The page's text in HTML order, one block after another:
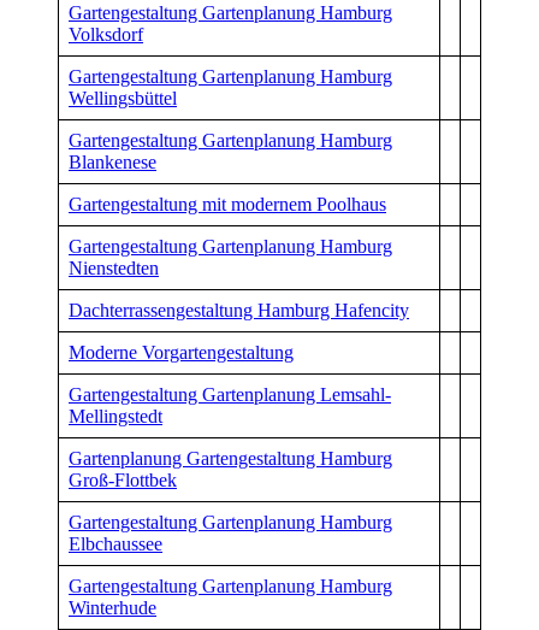
Gartengestaltung Gartenplanung Hamburg
Volksdorf
Gartengestaltung Gartenplanung Hamburg
Wellingsbüttel
Gartengestaltung Gartenplanung Hamburg
Blankenese
Gartengestaltung mit modernem Poolhaus
Gartengestaltung Gartenplanung Hamburg
Nienstedten
Dachterrassengestaltung Hamburg Hafencity
Moderne Vorgartengestaltung
Gartengestaltung Gartenplanung Lemsahl-
Mellingstedt
Gartenplanung Gartengestaltung Hamburg
Groß-Flottbek
Gartengestaltung Gartenplanung Hamburg
Elbchaussee
Gartengestaltung Gartenplanung Hamburg
Winterhude